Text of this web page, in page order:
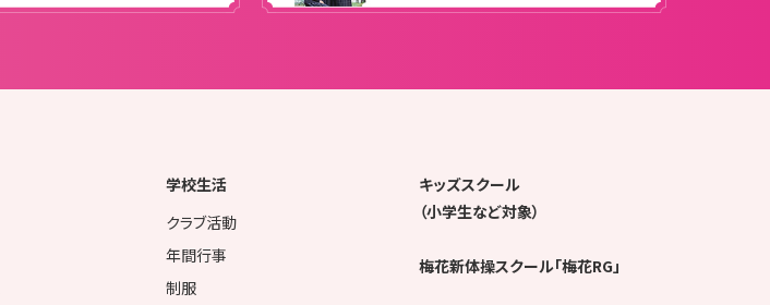
学校生活
クラブ活動
年間行事
制服
キッズスクール
（小学生など対象）
梅花新体操スクール「梅花RG」